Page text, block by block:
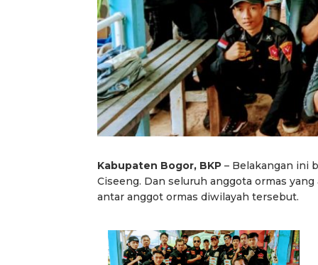
Kabupaten Bogor, BKP – Belakangan ini
Ciseeng. Dan seluruh anggota ormas
antar anggot ormas diwilayah tersebut.